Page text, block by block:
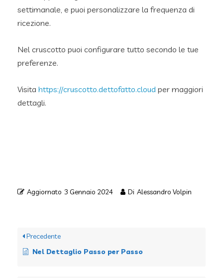
settimanale, e puoi personalizzare la frequenza di
ricezione.
Nel cruscotto puoi configurare tutto secondo le tue
preferenze.
Visita https://cruscotto.dettofatto.cloud per maggiori
dettagli.
Aggiornato 3 Gennaio 2024 Di Alessandro Volpin
Precedente
Nel Dettaglio Passo per Passo